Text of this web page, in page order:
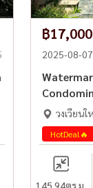
฿
2025-08-07
วงเวียน
HotDeal🔥
145.94ตร.ม.